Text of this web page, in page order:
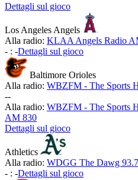
Dettagli sul gioco
Los Angeles Angels
Alla radio: KLAA Angels Radio
- : -Dettagli sul gioco
Baltimore Orioles
Alla radio: WBZFM - The Sports
--
Alla radio: WBZFM - The Sports
AM 830
Dettagli sul gioco
Athletics
Alla radio: WDGG The Dawg
- : -Dettagli sul gioco